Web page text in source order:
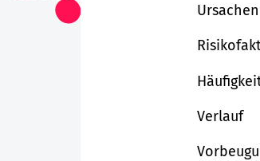
Ursachen
Verlauf